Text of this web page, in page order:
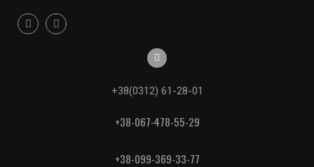
+38(0312) 61-28-01
+38-067-478-55-29
+38-099-369-33-77